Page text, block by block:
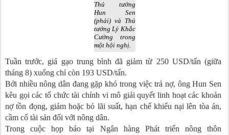
Thủ tướng
Hun Sen
(phải) và Thủ
tướng Lý Khắc
Cường trong
một hội nghị.
Tuần trước, giá gạo trung bình đã giảm từ 250 USD/tấn (giữa
tháng 8) xuống chỉ còn 193 USD/tấn.
Bởi nhiều nông dân đang gặp khó trong việc trả nợ, ông Hun Sen
kêu gọi các tổ chức tài chính vi mô giải quyết linh hoạt các khoản
nợ tồn đọng, giảm hoặc bỏ lãi suất, hạn chế khiếu nại lên tòa án,
cầm cố tài sản đối với nông dân.
Trong cuộc họp báo tại Ngân hàng Phát triển nông thôn